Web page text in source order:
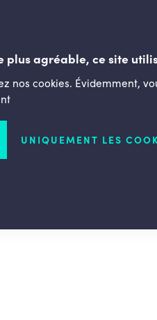
LESENGAGÉS.BE
agréable, ce site
nos cookies. Évidemment,
UNIQUEMENT LES